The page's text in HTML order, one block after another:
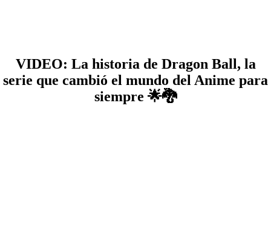
VIDEO: La historia de Dragon Ball, la
serie que cambió el mundo del Anime para
siempre 🌟🐉